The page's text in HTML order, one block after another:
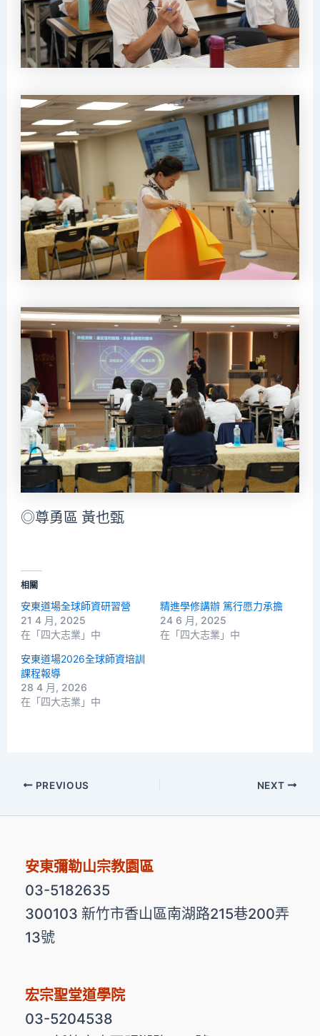
◎尊勇區 黃也甄
相關
安東道場全球師資研習營
21 4 月, 2025
在「四大志業」中
精進學修講辦 篤行愿力承擔
24 6 月, 2025
在「四大志業」中
安東道場2026全球師資培訓
課程報導
28 4 月, 2026
在「四大志業」中
PREVIOUS NEXT
安東彌勒山宗教園區
03-5182635
300103 新竹市香山區南湖路215巷200弄
13號
宏宗聖堂道學院
03-5204538